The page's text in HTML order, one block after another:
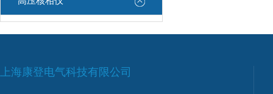
上海康登电气科技有限公司